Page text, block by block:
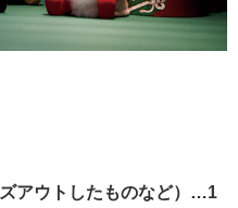
アウトしたものなど）…1